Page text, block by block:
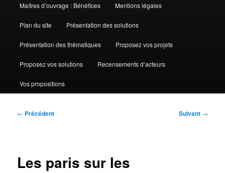
Maîtres d’ouvrage : Bénéfices Mentions légales
Plan du site Présentation des solutions
Présentation des thématiques Proposez vos projets
Proposez vos solutions Recensements d’acteurs
Vos propositions
Navigation
← Précédent Suivant →
Les paris sur les